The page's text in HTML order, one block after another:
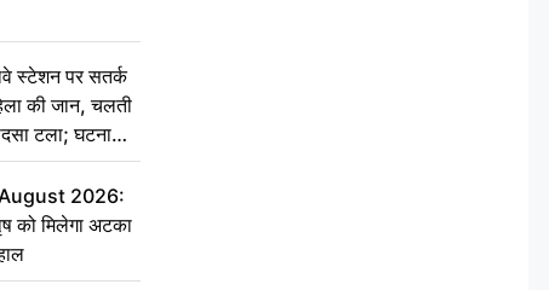
स्टेशन पर सतर्क
की जान, चलती
टला; घटना
2026:
को मिलेगा अटका